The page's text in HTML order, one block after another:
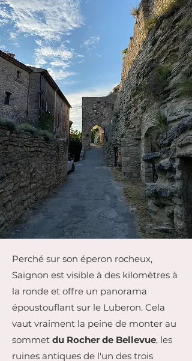
Perché sur son éperon rocheux,
Saignon est visible à des kilomètres à
la ronde et offre un panorama
époustouflant sur le Luberon. Cela
vaut vraiment la peine de monter au
sommet du Rocher de Bellevue, les
ruines antiques de l'un des trois